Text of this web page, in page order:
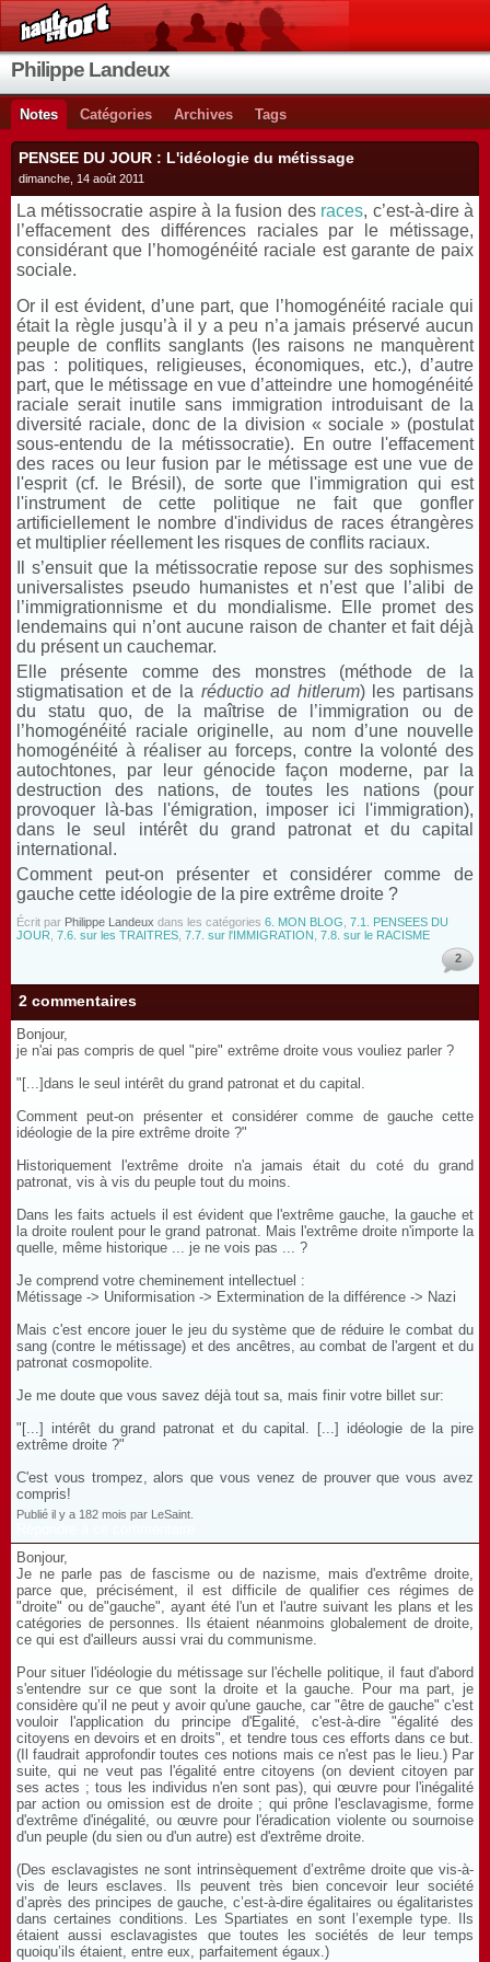
Philippe Landeux
Notes Catégories Archives Tags
PENSEE DU JOUR : L'idéologie du métissage
dimanche, 14 août 2011
La métissocratie aspire à la fusion des races, c’est-à-dire à
l’effacement des différences raciales par le métissage,
considérant que l’homogénéité raciale est garante de paix
sociale.
Or il est évident, d’une part, que l’homogénéité raciale qui
était la règle jusqu’à il y a peu n’a jamais préservé aucun
peuple de conflits sanglants (les raisons ne manquèrent
pas : politiques, religieuses, économiques, etc.), d’autre
part, que le métissage en vue d’atteindre une homogénéité
raciale serait inutile sans immigration introduisant de la
diversité raciale, donc de la division « sociale » (postulat
sous-entendu de la métissocratie). En outre l'effacement
des races ou leur fusion par le métissage est une vue de
l'esprit (cf. le Brésil),de sorte que l'immigration qui est
l'instrument de cette politique ne fait que gonfler
artificiellement le nombre d'individus de races étrangères
et multiplier réellement les risques de conflits raciaux.
Il s’ensuit que la métissocratie repose sur des sophismes
universalistes pseudo humanistes et n’est que l’alibi de
l’immigrationnisme et du mondialisme. Elle promet des
lendemains qui n’ont aucune raison de chanter et fait déjà
du présent un cauchemar.
Elle présente comme des monstres (méthode de la
stigmatisation et de la réductio ad hitlerum) les partisans
du statu quo, de la maîtrise de l’immigration ou de
l’homogénéité raciale originelle, au nom d’une nouvelle
homogénéité à réaliser au forceps, contre la volonté des
autochtones, par leur génocide façon moderne, par la
destruction des nations, de toutes les nations (pour
provoquer là-bas l'émigration, imposer ici l'immigration),
dans le seul intérêt du grand patronat et du capital
international.
Comment peut-on présenter et considérer comme de
gauche cette idéologie de la pire extrême droite ?
Écrit par Philippe Landeux dans les catégories 6. MON BLOG 7.1. PENSEES DU
JOUR 7.6. sur les TRAITRES 7.7. sur l'IMMIGRATION 7.8. sur le RACISME
2
2 commentaires
Bonjour,
je n'ai pas compris de quel "pire" extrême droite vous vouliez parler ?
"[...]dans le seul intérêt du grand patronat et du capital.
Comment peut-on présenter et considérer comme de gauche cette
idéologie de la pire extrême droite ?"
Historiquement l'extrême droite n'a jamais était du coté du grand
patronat, vis à vis du peuple tout du moins.
Dans les faits actuels il est évident que l'extrême gauche, la gauche et
la droite roulent pour le grand patronat. Mais l'extrême droite n'importe la
quelle, même historique ... je ne vois pas ... ?
Je comprend votre cheminement intellectuel :
Métissage -> Uniformisation -> Extermination de la différence -> Nazi
Mais c'est encore jouer le jeu du système que de réduire le combat du
sang (contre le métissage) et des ancêtres, au combat de l'argent et du
patronat cosmopolite.
Je me doute que vous savez déjà tout sa, mais finir votre billet sur:
"[...] intérêt du grand patronat et du capital. [...] idéologie de la pire
extrême droite ?"
C'est vous trompez, alors que vous venez de prouver que vous avez
compris!
Publié il y a 182 mois par LeSaint.
Bonjour,
Je ne parle pas de fascisme ou de nazisme, mais d'extrême droite,
parce que, précisément, il est difficile de qualifier ces régimes de
"droite" ou de"gauche", ayant été l'un et l'autre suivant les plans et les
catégories de personnes. Ils étaient néanmoins globalement de droite,
ce qui est d'ailleurs aussi vrai du communisme.
Pour situer l'idéologie du métissage sur l'échelle politique, il faut d'abord
s'entendre sur ce que sont la droite et la gauche. Pour ma part, je
considère qu’il ne peut y avoir qu'une gauche, car "être de gauche" c'est
vouloir l'application du principe d'Egalité, c'est-à-dire "égalité des
citoyens en devoirs et en droits", et tendre tous ces efforts dans ce but.
(Il faudrait approfondir toutes ces notions mais ce n'est pas le lieu.) Par
suite, qui ne veut pas l'égalité entre citoyens (on devient citoyen par
ses actes ; tous les individus n'en sont pas), qui œuvre pour l'inégalité
par action ou omission est de droite ; qui prône l'esclavagisme, forme
d'extrême d'inégalité, ou œuvre pour l'éradication violente ou sournoise
d'un peuple (du sien ou d'un autre) est d'extrême droite.
(Des esclavagistes ne sont intrinsèquement d’extrême droite que vis-à-
vis de leurs esclaves. Ils peuvent très bien concevoir leur société
d’après des principes de gauche, c’est-à-dire égalitaires ou égalitaristes
dans certaines conditions. Les Spartiates en sont l’exemple type. Ils
étaient aussi esclavagistes que toutes les sociétés de leur temps
quoiqu’ils étaient, entre eux, parfaitement égaux.)